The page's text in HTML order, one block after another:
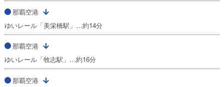
那覇空港
ゆいレール「美栄橋駅」…約14分
那覇空港
ゆいレール「牧志駅」…約16分
那覇空港